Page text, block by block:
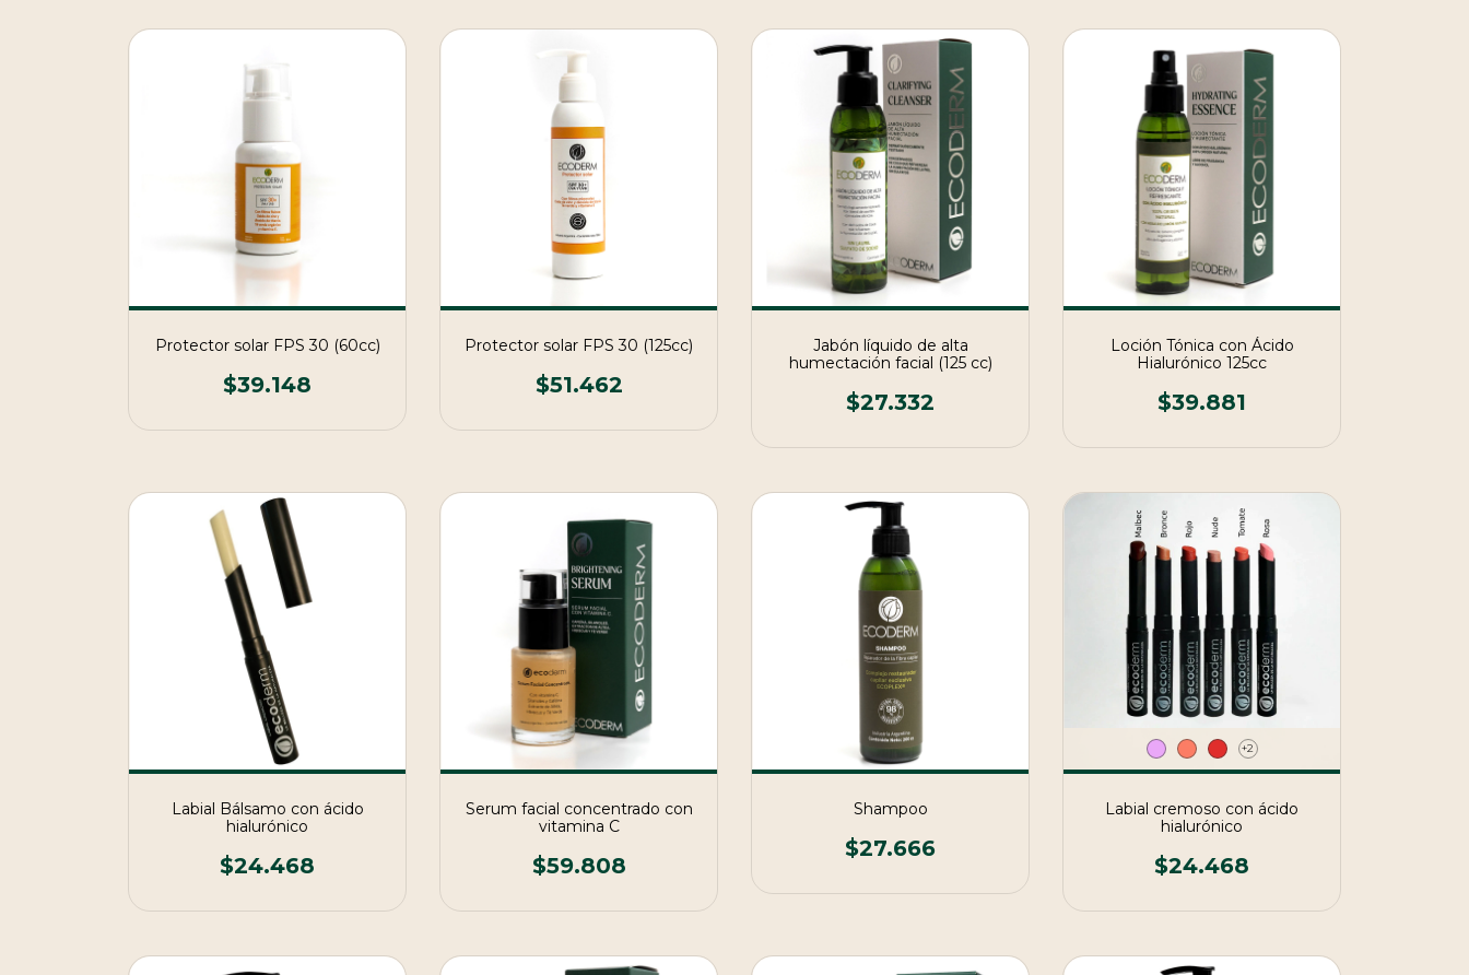
Protector solar FPS 30 (60cc)
$39.148
Protector solar FPS 30 (125cc)
$51.462
Jabón líquido de alta
humectación facial (125 cc)
$27.332
Loción Tónica con Ácido
Hialurónico 125cc
$39.881
Labial Bálsamo con ácido
hialurónico
$24.468
Serum facial concentrado con
vitamina C
$59.808
Shampoo
$27.666
+2
Labial cremoso con ácido
hialurónico
$24.468